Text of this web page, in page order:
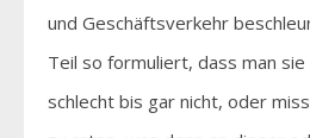
und Geschäftsverkehr
Teil so formuliert, dass man
schlecht bis gar nicht, oder